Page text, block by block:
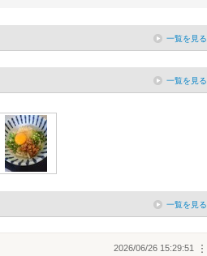
一覧を見る
一覧を見る
一覧を見る
︙
2026/06/26 15:29:51